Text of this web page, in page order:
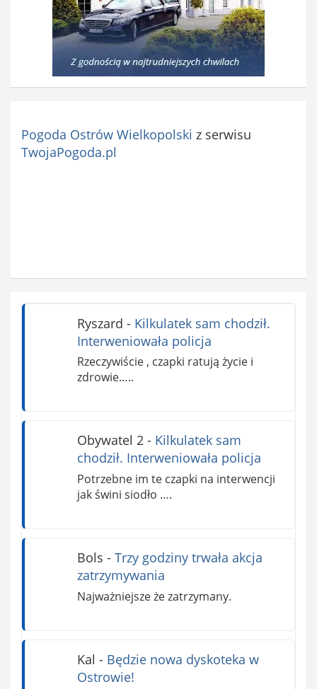
Pogoda Ostrów Wielkopolski z serwisu
TwojaPogoda.pl
Ryszard - Kilkulatek sam chodził.
Interweniowała policja
Rzeczywiście , czapki ratują życie i
zdrowie…..
Obywatel 2- Kilkulatek sam
chodził. Interweniowała policja
Potrzebne im te czapki na interwencji
jak świni siodło ….
Bols - Trzy godziny trwała akcja
zatrzymywania
Najważniejsze że zatrzymany.
Kal - Będzie nowa dyskoteka w
Ostrowie!